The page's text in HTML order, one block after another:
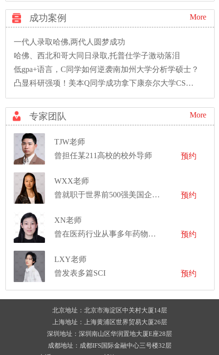
成功案例 More
一代人录取哈佛,两代人圆梦成功
哈佛、西北和哥大同日录取,托普仕学子激动落泪
低gpa+语言，C同学如何逆袭南加州大学分析学硕士？
凸显科研强项！美本Q同学成功拿下康奈尔大学CS硕士录取！
专家团队 More
TJW老师
曾担任某211高校的校外导师
预约
WXX老师
曾就职于世界前500强美国企业担任开发工程师
预约
XN老师
曾在医药行业从事多年药物分析工作，以及有互联网行业的数据开发经验
预约
LXY老师
曾发表多篇SCI
预约
北京地址：北京市海淀区中关村大厦14层
上海地址：上海黄浦区世界贸易大厦26层
深圳地址：深圳南山区华润置地大厦E座28层
成都地址：成都IFS国际金融中心三号楼32层